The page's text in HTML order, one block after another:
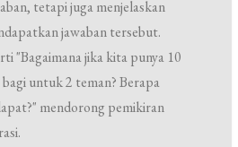
tetapi juga menjelaskan
jawaban tersebut.
"Bagaimana jika kita punya 10
untuk 2 teman? Berapa
mendorong pemikiran